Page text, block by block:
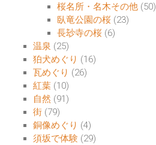
桜名所・名木その他 (50)
臥竜公園の桜 (23)
長玅寺の桜 (6)
温泉 (25)
狛犬めぐり (16)
瓦めぐり (26)
紅葉 (10)
自然 (91)
街 (79)
銅像めぐり (4)
須坂で体験 (29)